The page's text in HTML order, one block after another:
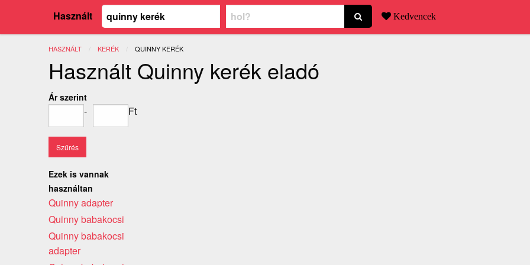
Használt Kedvencek
HASZNÁLT KERÉK JELENLEGI:
QUINNY KERÉK
Használt Quinny kerék eladó
Ár szerint
- Ft
Ezek is vannak
használtan
Quinny adapter
Quinny babakocsi
Quinny babakocsi
adapter